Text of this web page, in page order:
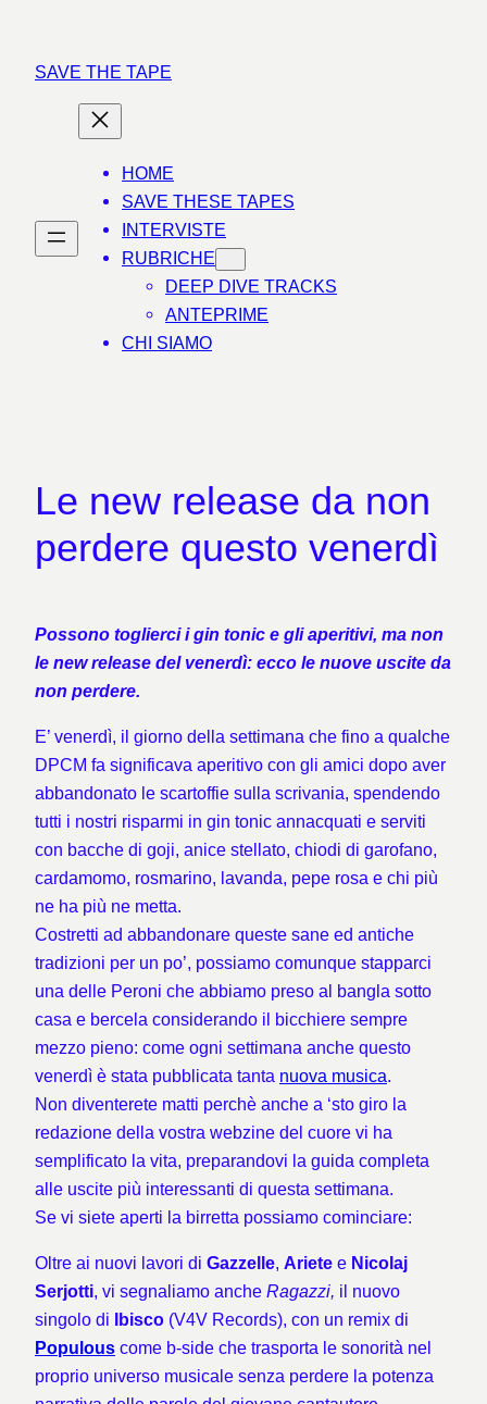
contenuto
SAVE THE TAPE
HOME
SAVE THESE TAPES
INTERVISTE
RUBRICHE
DEEP DIVE TRACKS
ANTEPRIME
CHI SIAMO
Le new release da non
perdere questo venerdì
Possono toglierci i gin tonic e gli aperitivi, ma non
le new release del venerdì: ecco le nuove uscite da
non perdere.
E’ venerdì, il giorno della settimana che fino a qualche
DPCM fa significava aperitivo con gli amici dopo aver
abbandonato le scartoffie sulla scrivania, spendendo
tutti i nostri risparmi in gin tonic annacquati e serviti
con bacche di goji, anice stellato, chiodi di garofano,
cardamomo, rosmarino, lavanda, pepe rosa e chi più
ne ha più ne metta.
Costretti ad abbandonare queste sane ed antiche
tradizioni per un po’, possiamo comunque stapparci
una delle Peroni che abbiamo preso al bangla sotto
casa e bercela considerando il bicchiere sempre
mezzo pieno: come ogni settimana anche questo
venerdì è stata pubblicata tanta nuova musica.
Non diventerete matti perchè anche a ‘sto giro la
redazione della vostra webzine del cuore vi ha
semplificato la vita, preparandovi la guida completa
alle uscite più interessanti di questa settimana.
Se vi siete aperti la birretta possiamo cominciare:
Oltre ai nuovi lavori di Gazzelle, Ariete e Nicolaj
Serjotti, vi segnaliamo anche Ragazzi, il nuovo
singolo di
Ibisco (V4V Records), con un remix di
Populous come b-side che trasporta le sonorità nel
proprio universo musicale senza perdere la potenza